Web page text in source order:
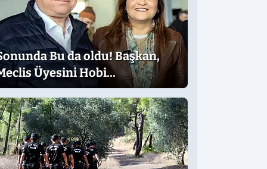
Bu da oldu! Başkan,
Üyesini Hobi
Attırdı